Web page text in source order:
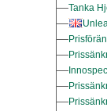
Tanka